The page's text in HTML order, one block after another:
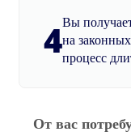
4Вы
на
процесс
От вас